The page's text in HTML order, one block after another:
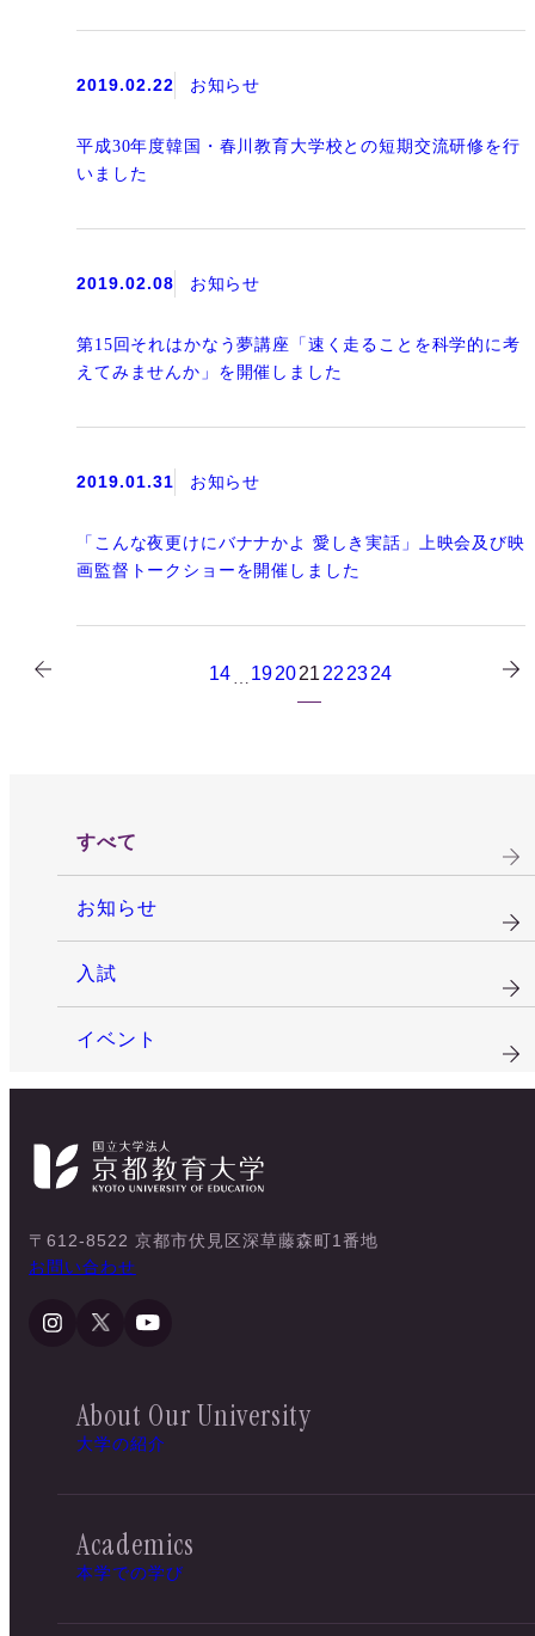
2019.02.22 お知らせ
平成30年度韓国・春川教育大学校との短期交流研修を行
いました
2019.02.08 お知らせ
第15回それはかなう夢講座「速く走ることを科学的に考
えてみませんか」を開催しました
2019.01.31 お知らせ
「こんな夜更けにバナナかよ 愛しき実話」上映会及び映
画監督トークショーを開催しました
14 192021 22 2324
すべて
お知らせ
入試
イベント
〒612-8522 京都市伏見区深草藤森町1番地
お問い合わせ
About Our University
大学の紹介
Academics
本学での学び